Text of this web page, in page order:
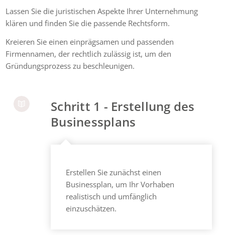
Lassen Sie die juristischen Aspekte Ihrer Unternehmung
klären und finden Sie die passende Rechtsform.
Kreieren Sie einen einprägsamen und passenden
Firmennamen, der rechtlich zulässig ist, um den
Gründungsprozess zu beschleunigen.
Schritt 1 - Erstellung des
Businessplans
Erstellen Sie zunächst einen
Businessplan, um Ihr Vorhaben
realistisch und umfänglich
einzuschätzen.